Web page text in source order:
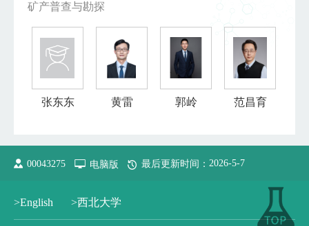
矿产普查与勘探
张东东 黄雷 郭岭 范昌育
00043275 电脑版 最后更新时间： 2026-5-7
>English >西北大学